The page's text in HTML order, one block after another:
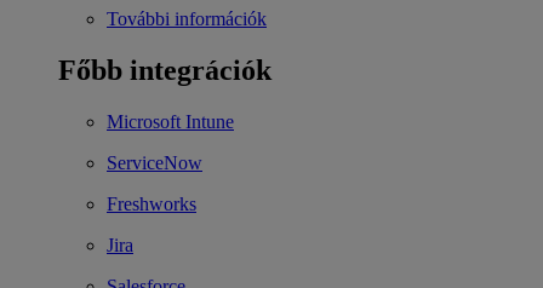
További információk
Főbb integrációk
Microsoft Intune
ServiceNow
Freshworks
Jira